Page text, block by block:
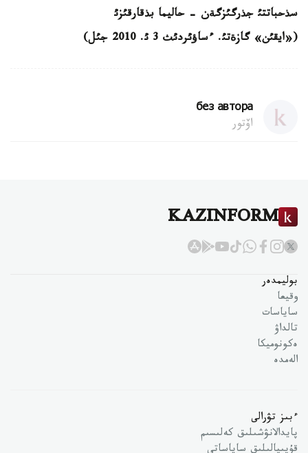
سذحباتتئ جذرگئزگةن - حاليما بذقارقئزئ
(«ايقئن» گازةتئ. ءساؤئردئث 3 ئ. 2010 جئل)
без автора
اۆتور
KAZINFORM
بوليمدەر
وقيعا
ساياسات
تالداۋ
ەكونوميكا
الەمدە
ءبىز تۋرالى
پايدالانۋشىلىق كەلىسىم